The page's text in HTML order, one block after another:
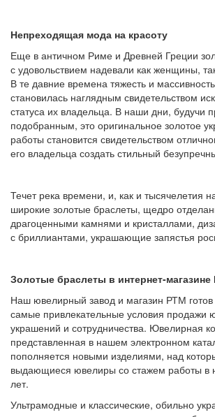
Непреходящая мода на красоту
Еще в античном Риме и Древней Греции
с удовольствием надевали как женщины,
В те давние времена тяжесть и
становилась наглядным свидетельством
статуса их владельца. В наши дни, будучи
подобранным, это оригинальное золотое
работы становится свидетельством
его владельца создать стильный
Течет река времени, и, как и тысячелетия
широкие золотые браслеты, щедро
драгоценными камнями и кристаллами,
с бриллиантами, украшающие запястья
Золотые браслеты в интернет-
Наш ювелирный завод и магазин РТМ
самые привлекательные условия продажи
украшений и сотрудничества. Ювелирная
представленная в нашем электронном
пополняется новыми изделиями, над
выдающиеся ювелиры со стажем работы в
лет.
Ультрамодные и классические, обильно